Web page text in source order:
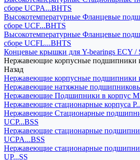
сборе UCPA...BHTS
Высокотемпературные Фланцевые
сборе UCF...BHTS
Высокотемпературные Фланцевые
сборе UCFL...BHTS
Концевые крышки для Y-bearings ECY /
Нержавеющие корпусные подшипники
Назад
Нержавеющие корпусные подшипники
Нержавеющие натяжные
Нержавеющие Подшипники в корпус
Нержавеющие стационарные корпуса
Нержавеющие Стационарные
UCP...BSS
Нержавеющие стационарные
UCPA...BSS
Нержавеющие стационарные
UP...SS